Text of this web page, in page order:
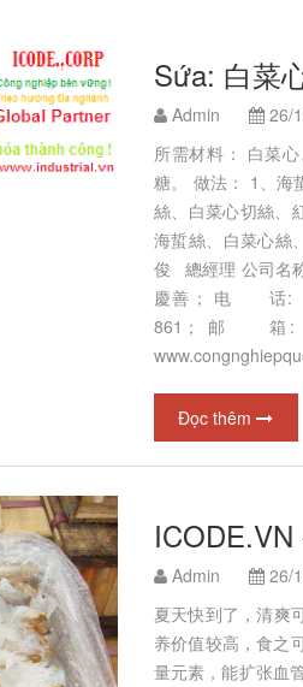
Sứa: 白菜
Admin
26/
所需材料： 白菜
糖。 做法： 1、海
絲、白菜心切絲、
海蜇絲、白菜
俊 總經理 公司名
慶善； 电 话:
861； 邮 箱:
Đọc thêm
Admin
26/
夏天快到了，清爽
养价值较高，食
量元素，能扩张